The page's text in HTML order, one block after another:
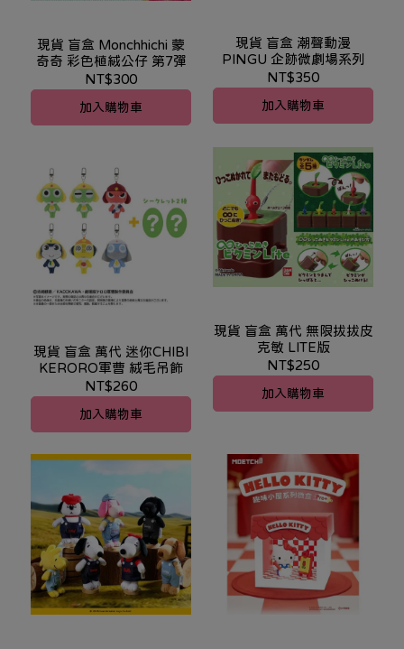
現貨 盲盒 Monchhichi 蒙
奇奇 彩色植絨公仔 第7彈
NT$300
加入購物車
現貨 盲盒 潮聲動漫
PINGU 企跡微劇場系列
NT$350
加入購物車
現貨 盲盒 萬代 迷你CHIBI
KERORO軍曹 絨毛吊飾
NT$260
加入購物車
現貨 盲盒 萬代 無限拔拔皮
克敏 LITE版
NT$250
加入購物車